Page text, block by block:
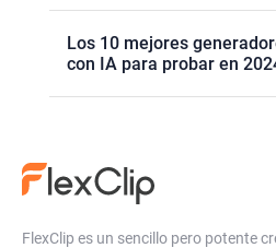
Los 10 mejores
con IA para probar en
FlexClip es un sencillo pero potente